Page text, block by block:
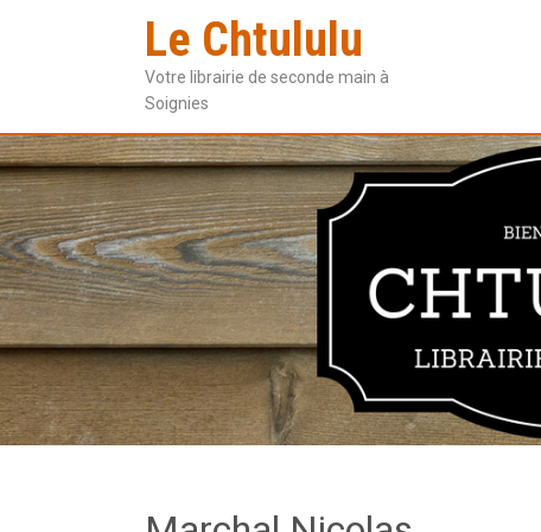
Le Chtululu
Votre librairie de seconde main à
Soignies